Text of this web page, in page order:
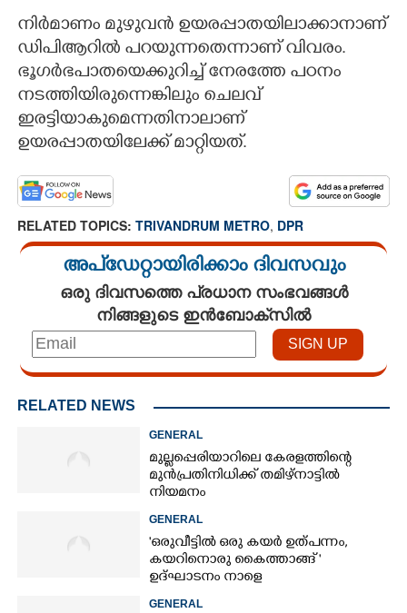
നിർമാണം മുഴുവൻ ഉയരപ്പാതയിലാക്കാനാണ്
ഡിപിആറിൽ പറയുന്നതെന്നാണ് വിവരം.
ഭൂഗർഭപാതയെക്കുറിച്ച് നേരത്തേ പഠനം
നടത്തിയിരുന്നെങ്കിലും ചെലവ്
ഇരട്ടിയാകുമെന്നതിനാലാണ്
ഉയരപ്പാതയിലേക്ക് മാറ്റിയത്.
RELATED TOPICS: TRIVANDRUM METRO, DPR
അപ്ഡേറ്റായിരിക്കാം ദിവസവും
ഒരു ദിവസത്തെ പ്രധാന സംഭവങ്ങൾ
നിങ്ങളുടെ ഇൻബോക്സിൽ
RELATED NEWS
GENERAL
മുല്ലപ്പെരിയാറിലെ കേരളത്തിന്റെ
മുൻപ്രതിനിധിക്ക് തമിഴ്നാട്ടിൽ
നിയമനം
GENERAL
'ഒരുവീട്ടിൽ ഒരു കയർ ഉത്പന്നം,
കയറിനൊരു കൈത്താങ്ങ് '
ഉദ്ഘാടനം നാളെ
GENERAL